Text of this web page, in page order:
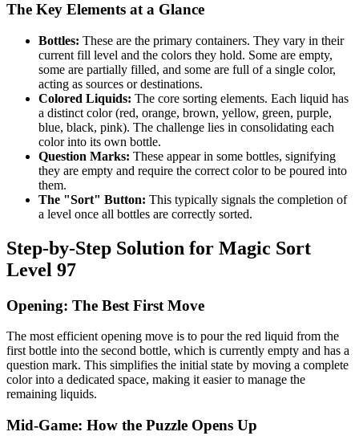
The Key Elements at a Glance
Bottles: These are the primary containers. They vary in their
current fill level and the colors they hold. Some are empty,
some are partially filled, and some are full of a single color,
acting as sources or destinations.
Colored Liquids: The core sorting elements. Each liquid has
a distinct color (red, orange, brown, yellow, green, purple,
blue, black, pink). The challenge lies in consolidating each
color into its own bottle.
Question Marks: These appear in some bottles, signifying
they are empty and require the correct color to be poured into
them.
The "Sort" Button: This typically signals the completion of
a level once all bottles are correctly sorted.
Step-by-Step Solution for Magic Sort
Level 97
Opening: The Best First Move
The most efficient opening move is to pour the red liquid from the
first bottle into the second bottle, which is currently empty and has a
question mark. This simplifies the initial state by moving a complete
color into a dedicated space, making it easier to manage the
remaining liquids.
Mid-Game: How the Puzzle Opens Up